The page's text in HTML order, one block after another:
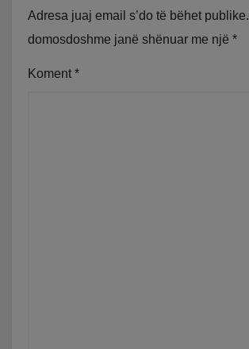
Adresa juaj email s’do të bëhet publike.
domosdoshme janë shënuar me një *
Koment *